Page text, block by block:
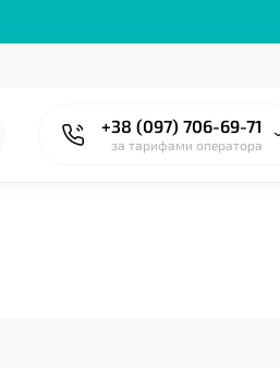
+38 (097) 706-69-71
за тарифами оператора